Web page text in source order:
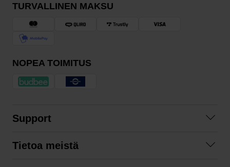
TURVALLINEN MAKSU
NOPEA TOIMITUS
Support
Tietoa meistä